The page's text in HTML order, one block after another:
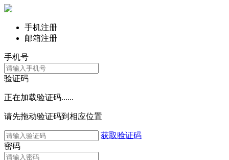
手机注册
邮箱注册
手机号
验证码
正在加载验证码......
请先拖动验证码到相应位置
获取验证码
密码